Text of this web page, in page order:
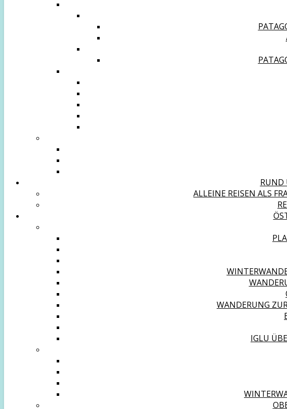
RUND
ALLEINE REISEN ALS
WANDERUNG
IGLU